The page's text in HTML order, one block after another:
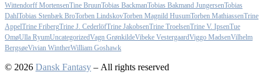
Wittendorff MortensenTine BruunTobias BackmanTobias Bakmand JungersenTobias
DahlTobias Stenbæk BroTorben LindskovTorben Magnild HusumTorben MathiassenTrine
AppelTrine FribergTrine J. CederlöfTrine JakobsenTrine TroelsenTrine V. IpsenTue
OmøUlla RyumUncategorizedVagn GrønkildeVibeke VestergaardViggo MadsenVilhelm
BergsøeVivian WintherWilliam Goshawk
© 2026 Dansk Fantasy – All rights reserved